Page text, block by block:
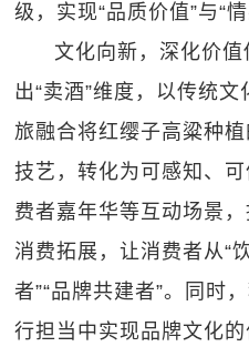
级，实现“品质价值”与“
文化向新，深化价
出“卖酒”维度，以传统
旅融合将红缨子高粱种
技艺，转化为可感知、
费者嘉年华等互动场景
消费拓展，让消费者从“
者”“品牌共建者”。同时
行担当中实现品牌文化的